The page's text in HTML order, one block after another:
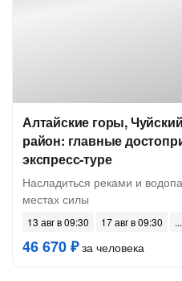
Алтайские горы,
район: главные
экспресс-туре
Насладиться реками и
местах силы
13 авг в 09:30 17 авг в 09:30
46 670 ₽за человека